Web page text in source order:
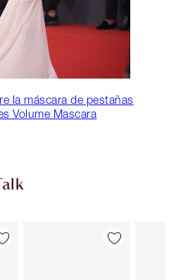
la máscara de pestañas
Volume Mascara
1 de 5 Artículo 2 de 5